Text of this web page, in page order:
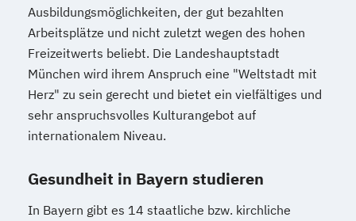
Ausbildungsmöglichkeiten, der gut bezahlten
Arbeitsplätze und nicht zuletzt wegen des hohen
Freizeitwerts beliebt. Die Landeshauptstadt
München wird ihrem Anspruch eine "Weltstadt mit
Herz" zu sein gerecht und bietet ein vielfältiges und
sehr anspruchsvolles Kulturangebot auf
internationalem Niveau.
Gesundheit in Bayern studieren
In Bayern gibt es 14 staatliche bzw. kirchliche